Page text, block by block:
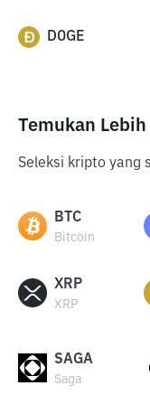
DOGE
Temukan
Seleksi kripto yang
BTC
Bitcoin
XRP
XRP
SAGA
Saga